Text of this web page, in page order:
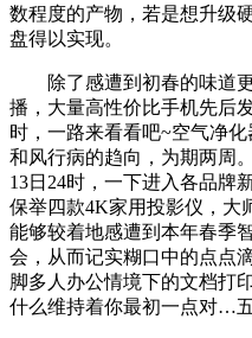
数程度的产物，若是想升级
盘得以实现。
除了感遭到初春的味道更
播，大量高性价比手机先后
时，一路来看看吧~空气净
和风行病的趋向，为期两周
13日24时，一下进入各品牌
保举四款4K家用投影仪，大
能够较着地感遭到本年春季
会，从而记实糊口中的点点
脚多人办公情境下的文档打
什么维持着你最初一点对…